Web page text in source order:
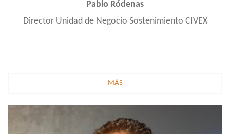
Pablo Ródenas
Director Unidad de Negocio Sostenimiento CIVEX
MÁS